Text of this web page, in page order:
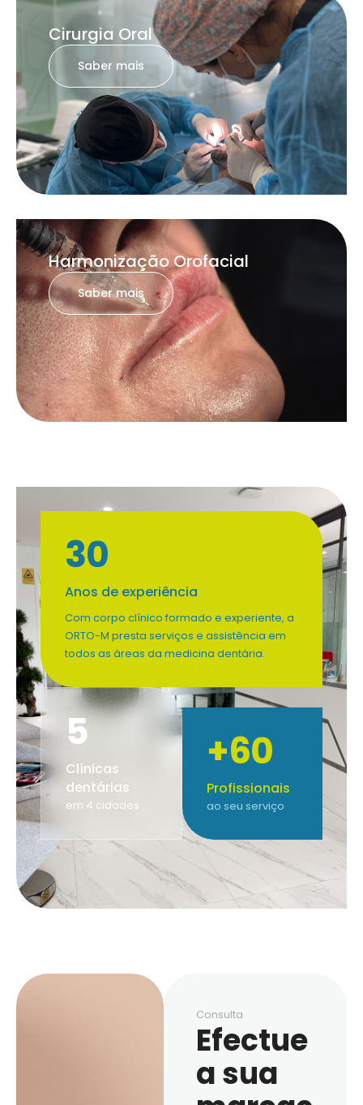
Cirurgia Oral
Saber mais
Harmonização Orofacial
Saber mais
30
Anos de experiência
Com corpo clínico formado e experiente, a
ORTO-M presta serviços e assistência em
todos as áreas da medicina dentária.
5
Clínicas
dentárias
em 4 cidades
+60
Profissionais
ao seu serviço
Consulta
Efectue
a sua